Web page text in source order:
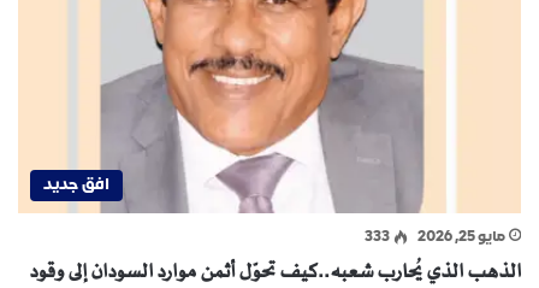
افق جديد
مايو 25, 2026 333
الذهب الذي يُحارب شعبه..كيف تحوّل أثمن موارد السودان إلى وقود